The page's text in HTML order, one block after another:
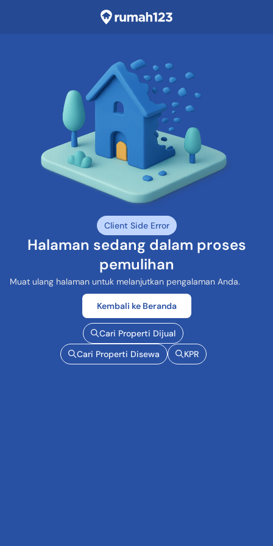
Client Side Error
Halaman sedang dalam proses
pemulihan
Muat ulang halaman untuk melanjutkan pengalaman Anda.
Kembali ke Beranda
Cari Properti Dijual
Cari Properti Disewa
KPR